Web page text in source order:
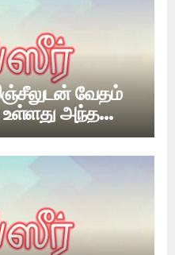
வேதம்
அந்த